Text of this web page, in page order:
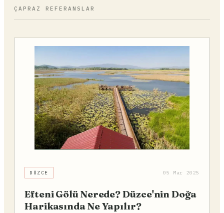
ÇAPRAZ REFERANSLAR
DÜZCE 05 Mar 2025
Efteni Gölü Nerede? Düzce'nin Doğa
Harikasında Ne Yapılır?